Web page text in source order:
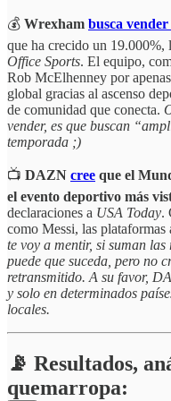
💰 Wrexham busca
que ha crecido un 19.000%,
Office Sports. El equipo,
Rob McElhenney por
global gracias al ascenso
de comunidad que conecta.
vender, es que buscan
temporada ;)
📺 DAZN cree que el
el evento deportivo más
declaraciones a USA Today.
como Messi, las plataformas
te voy a mentir, si suman las
puede que suceda, pero no
retransmitido. A su favor,
y solo en determinados
locales.
📡 Resultados,
quemarropa: